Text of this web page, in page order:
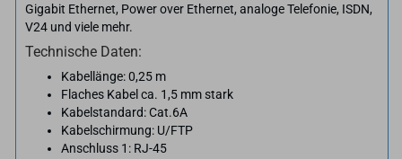
Gigabit Ethernet, Power over Ethernet, analoge Telefonie, ISDN,
V24 und viele mehr.
Technische Daten:
Kabellänge: 0,25 m
Flaches Kabel ca. 1,5 mm stark
Kabelstandard: Cat.6A
Kabelschirmung: U/FTP
Anschluss 1: RJ-45